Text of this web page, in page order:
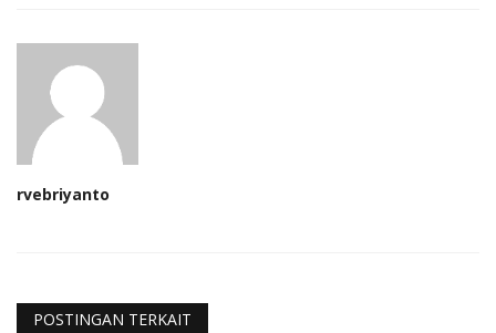
rvebriyanto
POSTINGAN TERKAIT